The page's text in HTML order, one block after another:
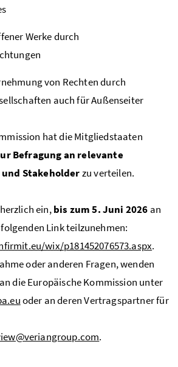
Werke durch
von Rechten durch
auch für Außenseiter
hat die Mitgliedstaaten
Befragung an relevante
Stakeholderzu verteilen.
ein,bis zum 5. Juni 2026 an
Link teilzunehmen:
wix/p181452076573.aspx.
oder anderen Fragen, wenden
die Europäische Kommission unter
oder an deren Vertragspartner für
.